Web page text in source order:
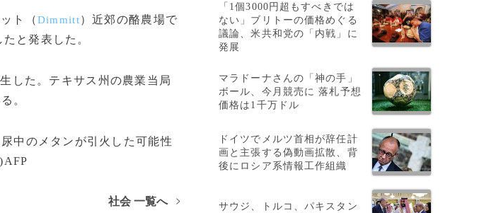
ト（Dimmitt）近郊の酪農場で
と発表した。
した。テキサス州の農業当局
。
中のメタンが引火した可能性
社会 一覧へ >
「1個3000円超もすべきでは
ない」ブリトーの価格めぐる
議論、米共和党の「内戦」に
発展
マラドーナさんの「神の手」
ボール、今月競売に 落札予想
価格は1千万ドル
ドイツでメルツ首相が辞任計
画と主張する偽動画拡散、背
後にロシア系情報工作組織
サウジ、トルコ、パキスタン